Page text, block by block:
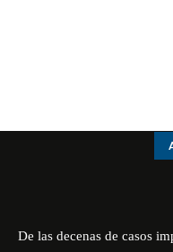
De las decenas de casos